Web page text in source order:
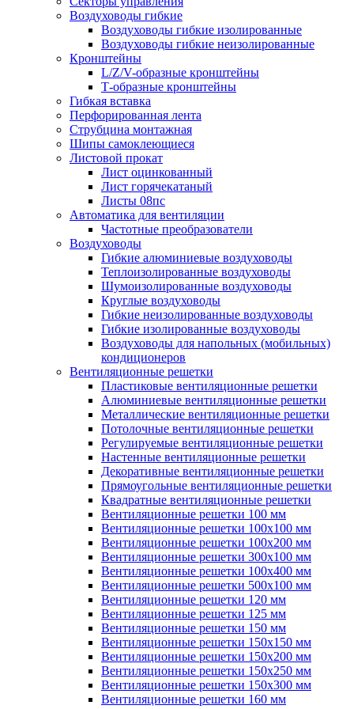
Воздуховоды гибкие
Воздуховоды гибкие изолированные
Воздуховоды гибкие неизолированные
Кронштейны
L/Z/V-образные кронштейны
Т-образные кронштейны
Гибкая вставка
Перфорированная лента
Струбцина монтажная
Шипы самоклеющиеся
Листовой прокат
Лист оцинкованный
Лист горячекатаный
Листы 08пс
Автоматика для вентиляции
Частотные преобразователи
Воздуховоды
Гибкие алюминиевые воздуховоды
Теплоизолированные воздуховоды
Шумоизолированные воздуховоды
Круглые воздуховоды
Гибкие неизолированные воздуховоды
Гибкие изолированные воздуховоды
Воздуховоды для напольных (мобильных)
кондиционеров
Вентиляционные решетки
Пластиковые вентиляционные решетки
Алюминиевые вентиляционные решетки
Металлические вентиляционные решетки
Потолочные вентиляционные решетки
Регулируемые вентиляционные решетки
Настенные вентиляционные решетки
Декоративные вентиляционные решетки
Прямоугольные вентиляционные решетки
Квадратные вентиляционные решетки
Вентиляционные решетки 100 мм
Вентиляционные решетки 100х100 мм
Вентиляционные решетки 100х200 мм
Вентиляционные решетки 300х100 мм
Вентиляционные решетки 100х400 мм
Вентиляционные решетки 500х100 мм
Вентиляционные решетки 120 мм
Вентиляционные решетки 125 мм
Вентиляционные решетки 150 мм
Вентиляционные решетки 150х150 мм
Вентиляционные решетки 150х200 мм
Вентиляционные решетки 150х250 мм
Вентиляционные решетки 150х300 мм
Вентиляционные решетки 160 мм